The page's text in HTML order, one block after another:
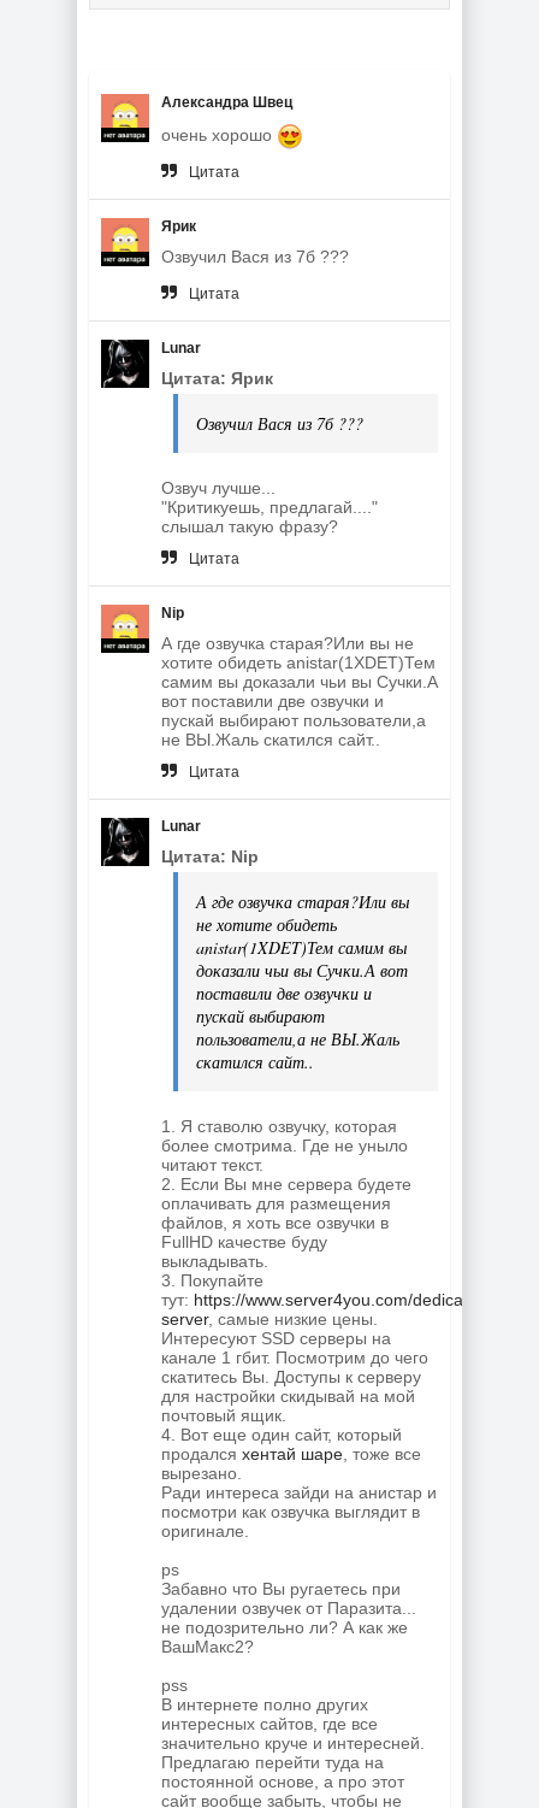
Александра Швец
очень хорошо
Цитата
Ярик
Озвучил Вася из 7б ???
Цитата
Lunar
Цитата: Ярик
Озвучил Вася из 7б ???
Озвуч лучше...
"Критикуешь, предлагай...."
слышал такую фразу?
Цитата
Nip
А где озвучка старая?Или вы не
хотите обидеть anistar(1XDET)Тем
самим вы доказали чьи вы Сучки.А
вот поставили две озвучки и
пускай выбирают пользователи,а
не ВЫ.Жаль скатился сайт..
Цитата
Lunar
Цитата: Nip
А где озвучка старая?Или вы
не хотите обидеть
anistar(1XDET)Тем самим вы
доказали чьи вы Сучки.А вот
поставили две озвучки и
пускай выбирают
пользователи,а не ВЫ.Жаль
скатился сайт..
1. Я ставолю озвучку, которая
более смотрима. Где не уныло
читают текст.
2. Если Вы мне сервера будете
оплачивать для размещения
файлов, я хоть все озвучки в
FullHD качестве буду
выкладывать.
3. Покупайте
тут: https://www.server4you.com/dedicated-
server, самые низкие цены.
Интересуют SSD серверы на
канале 1 гбит. Посмотрим до чего
скатитесь Вы. Доступы к серверу
для настройки скидывай на мой
почтовый ящик.
4. Вот еще один сайт, который
продался хентай шаре , тоже все
вырезано.
Ради интереса зайди на анистар и
посмотри как озвучка выглядит в
оригинале.
ps
Забавно что Вы ругаетесь при
удалении озвучек от Паразита...
не подозрительно ли? А как же
ВашМакс2?
pss
В интернете полно других
интересных сайтов, где все
значительно круче и интересней.
Предлагаю перейти туда на
постоянной основе, а про этот
сайт вообще забыть, чтобы не